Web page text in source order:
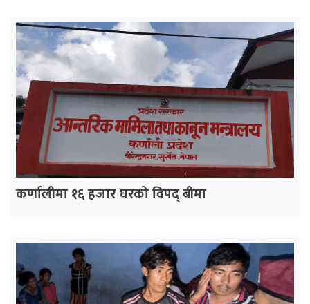
कर्णालीमा १६ हजार घरको विपद् बीमा